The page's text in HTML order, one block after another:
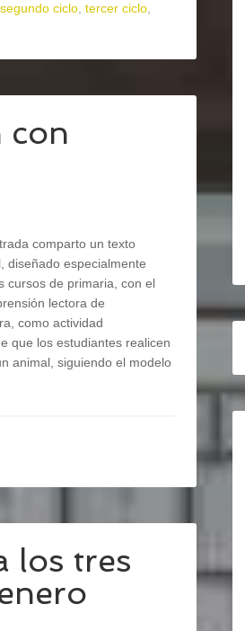
segundo ciclo tercer ciclo
con
comparto un texto
diseñado especialmente
cursos de primaria, con el
lectora de
como actividad
que los estudiantes realicen
animal, siguiendo el modelo
los tres